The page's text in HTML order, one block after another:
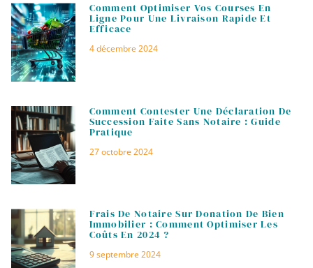
Comment Optimiser Vos Courses En
Ligne Pour Une Livraison Rapide Et
Efficace
4 décembre 2024
Comment Contester Une Déclaration De
Succession Faite Sans Notaire : Guide
Pratique
27 octobre 2024
Frais De Notaire Sur Donation De Bien
Immobilier : Comment Optimiser Les
Coûts En 2024 ?
9 septembre 2024